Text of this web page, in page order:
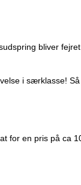
bliver
i særklasse!
for en pris på ca